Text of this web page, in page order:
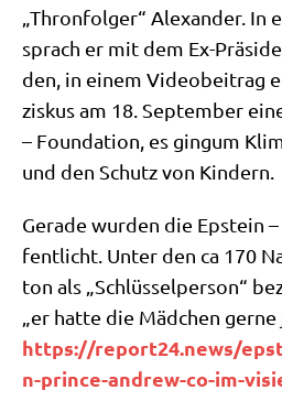
„Thron­fol­ger“ Alex­an­der. In
sprach er mit dem Ex-
den, in einem Video­bei­trag
zis­kus am 18. Sep­tem­ber
– Foun­da­ti­on, es gin­gum
und den Schutz von Kindern.
Gera­de wur­den die Epstein
fent­licht. Unter den ca 170
ton als „Schlüs­sel­per­son“
„er hat­te die Mäd­chen ger­ne
https://​repor​t24​.news/​
n​-​p​r​i​n​c​e​-​a​n​d​r​e​w​-​c​o​-​i​m​-​